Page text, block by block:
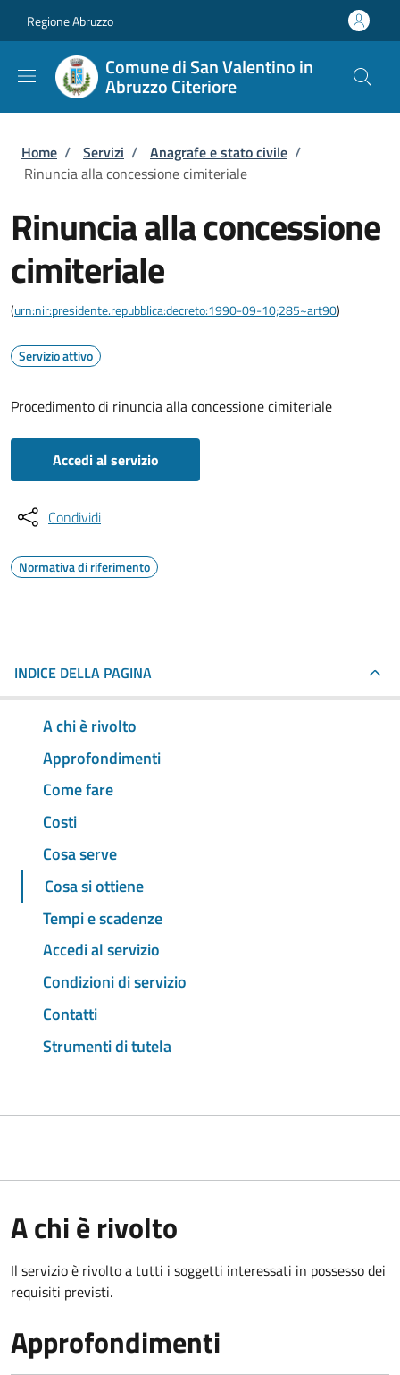
Regione Abruzzo
Comune di San Valentino in
Abruzzo Citeriore
Briciole di pane
Home / Servizi / Anagrafe e stato civile /
Rinuncia alla concessione cimiteriale
Rinuncia alla concessione
cimiteriale
(urn:nir:presidente.repubblica:decreto:1990-09-10;285~art90)
Servizio attivo
Procedimento di rinuncia alla concessione cimiteriale
Accedi al servizio
Condividi
Normativa di riferimento
INDICE DELLA PAGINA
A chi è rivolto
Approfondimenti
Come fare
Costi
Cosa serve
Cosa si ottiene
Tempi e scadenze
Accedi al servizio
Condizioni di servizio
Contatti
Strumenti di tutela
A chi è rivolto
Il servizio è rivolto a tutti i soggetti interessati in possesso dei
requisiti previsti.
Approfondimenti